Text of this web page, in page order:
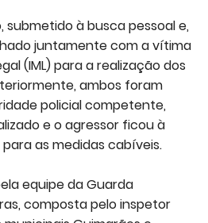
submetido à busca pessoal e,
juntamente com a vítima
(IML) para a realização dos
ambos foram
policial competente,
e o agressor ficou à
as medidas cabíveis.
equipe da Guarda
composta pelo inspetor